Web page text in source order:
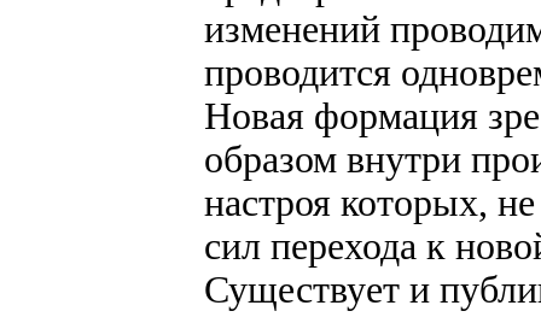
изменений
проводится
Новая формация
образом внутри
настроя которых,
сил перехода к
Существует и